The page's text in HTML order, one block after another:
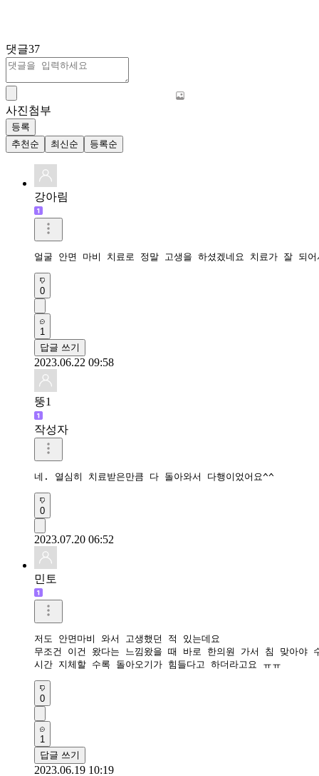
댓글37
사진첨부
등록
추천순
최신순 등록순
강아림
얼굴 안면 마비 치료로 정말 고생을 하셨겠네요 치료가 잘 되어
0
1
답글 쓰기
2023.06.22 09:58
뚱1
작성자
네. 열심히 치료받은만큼 다 돌아와서 다행이었어요^^
0
2023.07.20 06:52
민토
저도 안면마비 와서 고생했던 적 있는데요
무조건 이건 왔다는 느낌왔을 때 바로 한의원 가서 침 맞아야
시간 지체할 수록 돌아오기가 힘들다고 하더라고요 ㅠㅠ
0
1
답글 쓰기
2023.06.19 10:19